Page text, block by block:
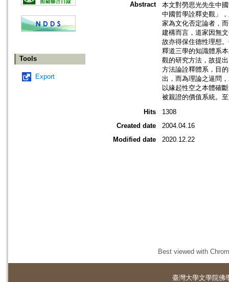
Tools
Export
Abstract
本文對勞思光先生中
中國哲學詮釋史觀」
家為文化否定論者，
建構而言，道家因無
故亦得保住德性理想
釋道三學的知識體系
觀的研究方法，故提
方法論詮釋體系，目
出，而為理論之逼問
以緣起性空之本體確
被親證的價值系統。
Hits
1308
Created date
2004.04.16
Modified date
2020.12.22
Best viewed with
臺灣大學文學院佛